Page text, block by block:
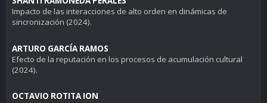
Impacto de las interacciones de alto orden en dinámicas de
sincronización (2024).
ARTURO GARCÍA RAMOS
Efecto de la reputación en los procesos de acumulación cultural
(2024).
OCTAVIO ROTITA ION